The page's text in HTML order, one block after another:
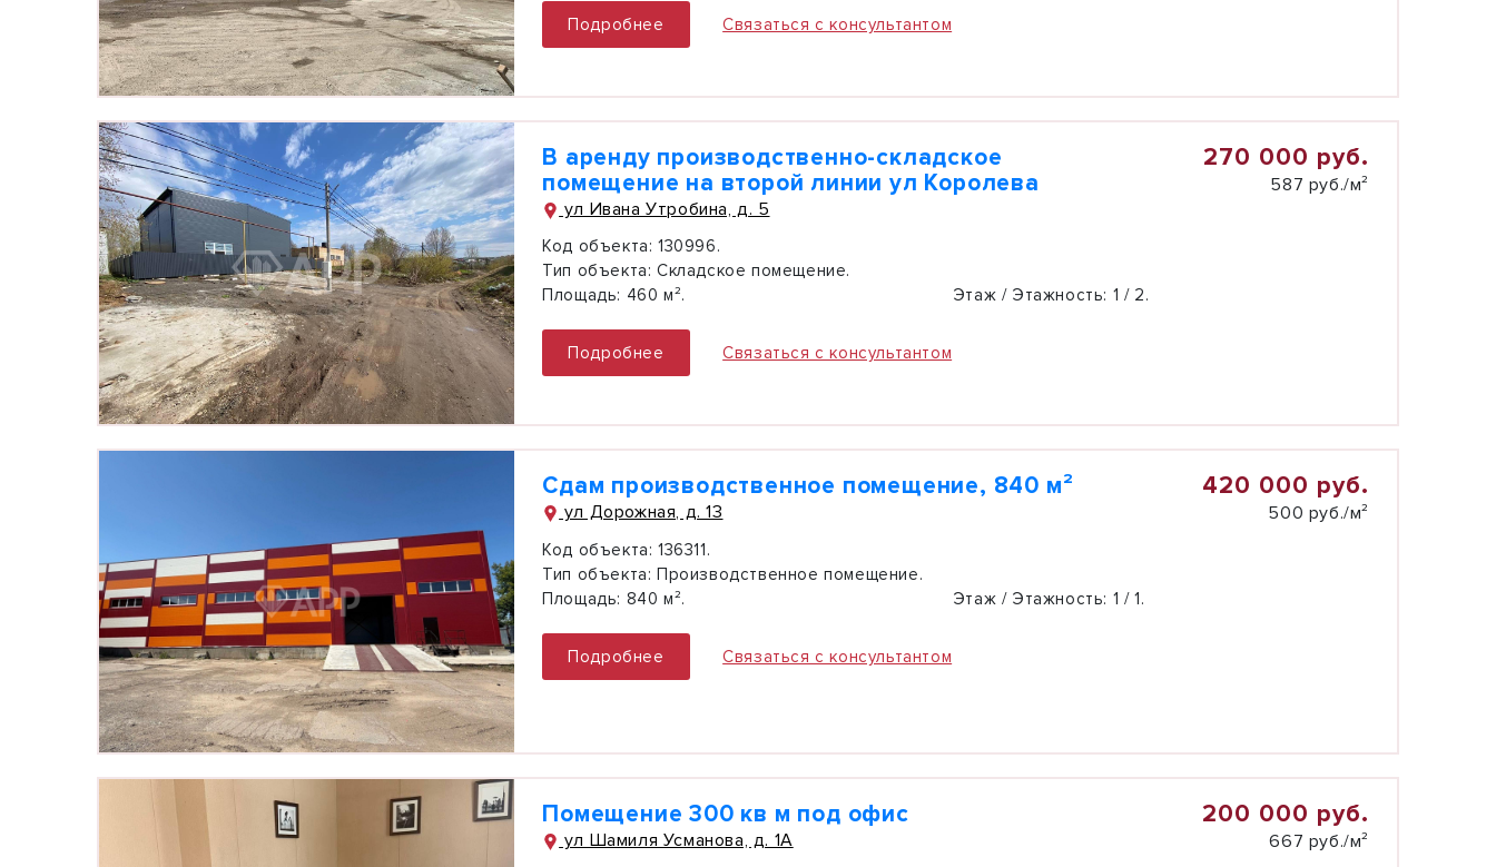
Подробнее Связаться с консультантом
В аренду производственно-складское
помещение на второй линии ул Королева
ул Ивана Утробина, д. 5
270 000 руб.
587 руб./м²
Код объекта: 130996.
Тип объекта: Складское помещение.
Площадь: 460 м². Этаж / Этажность: 1 / 2.
Подробнее Связаться с консультантом
Сдам производственное помещение, 840 м²
ул Дорожная, д. 13
420 000 руб.
500 руб./м²
Код объекта: 136311.
Тип объекта: Производственное помещение.
Площадь: 840 м². Этаж / Этажность: 1 / 1.
Подробнее Связаться с консультантом
Помещение 300 кв м под офис
ул Шамиля Усманова, д. 1А
200 000 руб.
667 руб./м²